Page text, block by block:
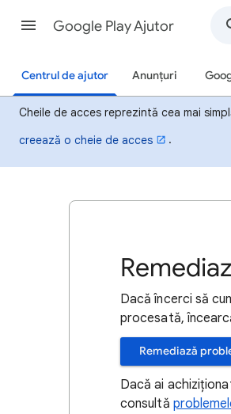
Google Play Ajutor
Centrul de ajutor Anunțuri
Cheile de acces reprezintă cea mai
creează o cheie de acces
.
Dacă încerci să
procesată,
Remediază
Dacă ai
consultă